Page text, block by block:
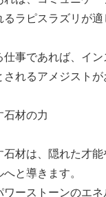
るラピスラズリが
事であれば、イ
れるアメジストが
石材の力
材は、隠れた才能
と導きます。
ーストーンのエ